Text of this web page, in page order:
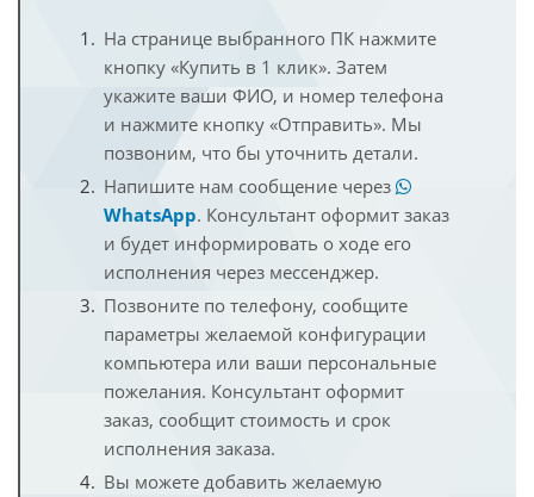
На странице выбранного ПК нажмите
кнопку «Купить в 1 клик». Затем
укажите ваши ФИО, и номер телефона
и нажмите кнопку «Отправить». Мы
позвоним, что бы уточнить детали.
Напишите нам сообщение через
WhatsApp. Консультант оформит заказ
и будет информировать о ходе его
исполнения через мессенджер.
Позвоните по телефону, сообщите
параметры желаемой конфигурации
компьютера или ваши персональные
пожелания. Консультант оформит
заказ, сообщит стоимость и срок
исполнения заказа.
Вы можете добавить желаемую